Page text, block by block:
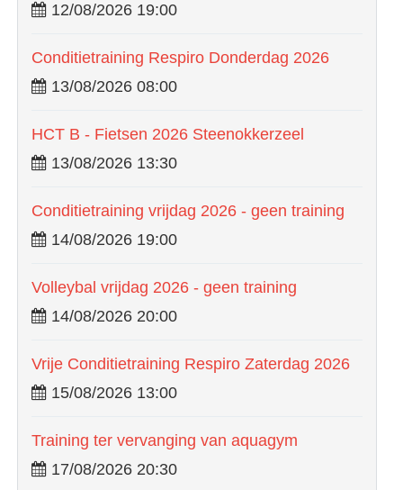
12/08/2026 19:00
Conditietraining Respiro Donderdag 2026
13/08/2026 08:00
HCT B - Fietsen 2026 Steenokkerzeel
13/08/2026 13:30
Conditietraining vrijdag 2026 - geen training
14/08/2026 19:00
Volleybal vrijdag 2026 - geen training
14/08/2026 20:00
Vrije Conditietraining Respiro Zaterdag 2026
15/08/2026 13:00
Training ter vervanging van aquagym
17/08/2026 20:30